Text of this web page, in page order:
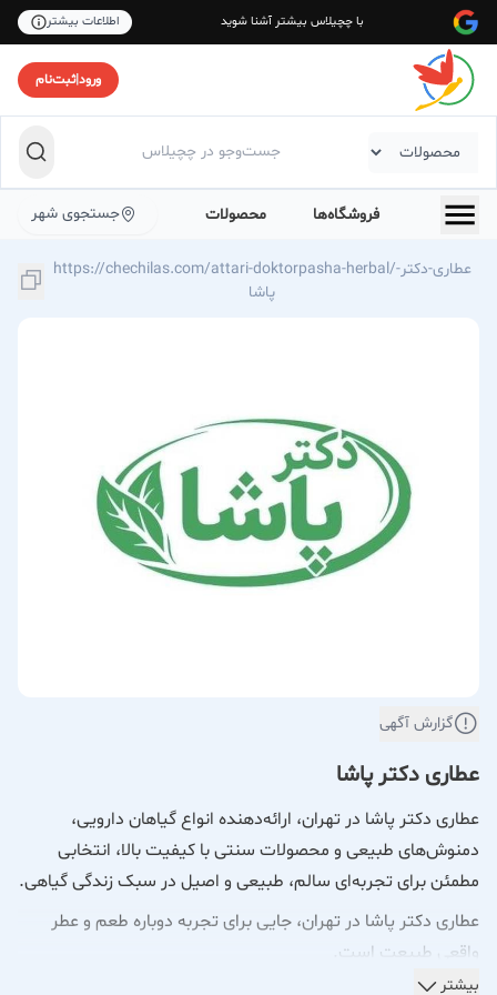
با چچیلاس بیشتر آشنا شوید اطلاعات بیشتر
ورود|ثبت‌نام
فروشگاه‌ها محصولات جستجوی شهر
https://chechilas.com/attari-doktorpasha-herbal/عطاری-دکتر-
پاشا
گزارش آگهی
عطاری دکتر پاشا
عطاری دکتر پاشا در تهران، ارائه‌دهنده انواع گیاهان دارویی،
دمنوش‌های طبیعی و محصولات سنتی با کیفیت بالا، انتخابی
مطمئن برای تجربه‌ای سالم، طبیعی و اصیل در سبک زندگی گیاهی.
عطاری دکتر پاشا در تهران، جایی برای تجربه دوباره طعم و عطر
واقعی طبیعت است.
بیشتر